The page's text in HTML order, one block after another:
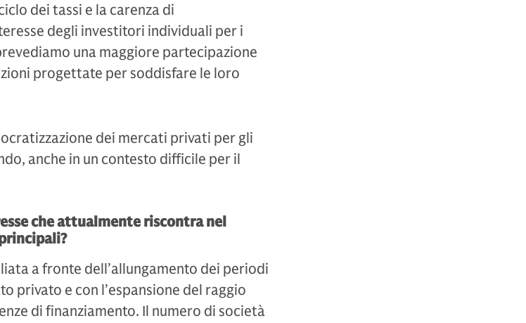
dei tassi e la carenza di
degli investitori individuali per i
una maggiore partecipazione
progettate per soddisfare le loro
dei mercati privati per gli
anche in un contesto difficile per il
che attualmente riscontra nel
a fronte dell’allungamento dei periodi
privato e con l’espansione del raggio
di finanziamento. Il numero di società